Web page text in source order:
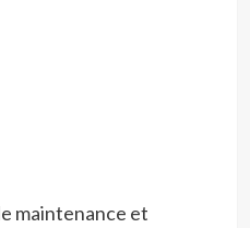
maintenance et